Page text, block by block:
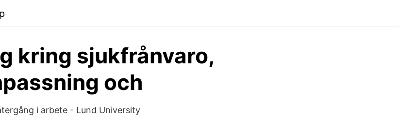
kring sjukfrånvaro,
och
i arbete - Lund University